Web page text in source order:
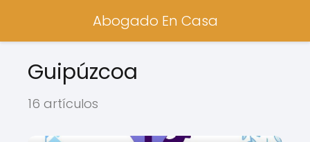
Abogado En Casa
Guipúzcoa
16 artículos